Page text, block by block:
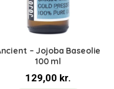
– Jojoba Baseolie
100 ml
129,00 kr.